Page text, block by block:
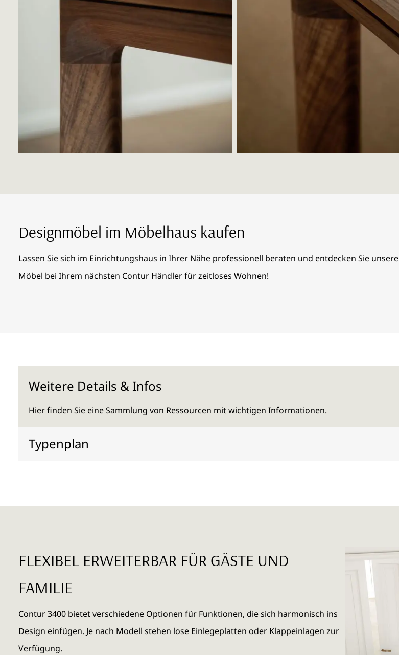
Designmöbel im Möbelhaus kaufen
Lassen Sie sich im Einrichtungshaus in Ihrer Nähe professionell beraten und entdecken Sie unsere
Möbel bei Ihrem nächsten Contur Händler für zeitloses Wohnen!
Weitere Details & Infos
Hier finden Sie eine Sammlung von Ressourcen mit wichtigen Informationen.
Typenplan
FLEXIBEL ERWEITERBAR FÜR GÄSTE UND
FAMILIE
Contur 3400 bietet verschiedene Optionen für Funktionen, die sich harmonisch ins
Design einfügen. Je nach Modell stehen lose Einlegeplatten oder Klappeinlagen zur
Verfügung.